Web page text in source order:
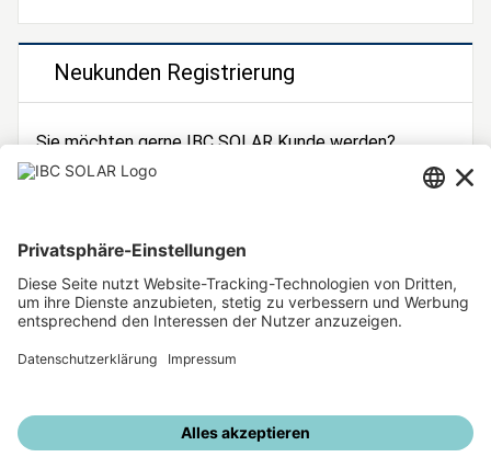
Neukunden Registrierung
Sie möchten gerne IBC SOLAR Kunde werden?
Dann registrieren Sie sich jetzt!
Unsere weiteren Angebote
IBC SOLAR Webseite